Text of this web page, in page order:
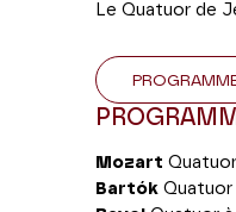
Le Quatuor de
Mozart
Bartók Quatuor